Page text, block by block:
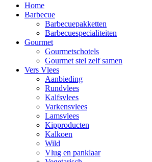
Home
Barbecue
Barbecuepakketten
Barbecuespecialiteiten
Gourmet
Gourmetschotels
Gourmet stel zelf samen
Vers Vlees
Aanbieding
Rundvlees
Kalfsvlees
Varkensvlees
Lamsvlees
Kipproducten
Kalkoen
Wild
Vlug en panklaar